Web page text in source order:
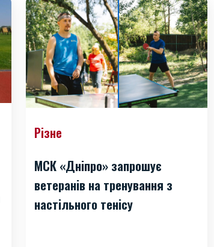
Різне
МСК «Дніпро» запрошує
ветеранів на тренування з
настільного тенісу